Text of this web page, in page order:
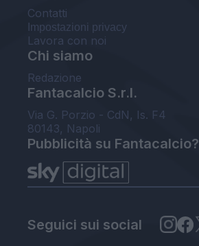
Contatti
Impostazioni privacy
Lavora con noi
Chi siamo
Redazione
Fantacalcio S.r.l.
Via G. Porzio - CdN, Is. F4
80143, Napoli
Pubblicità su Fantacalcio?
Seguici sui social